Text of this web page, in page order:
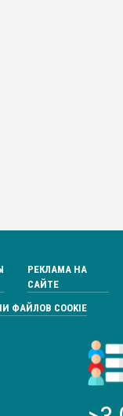
РЕКЛАМА НА
САЙТЕ
ФАЙЛОВ COOKIE